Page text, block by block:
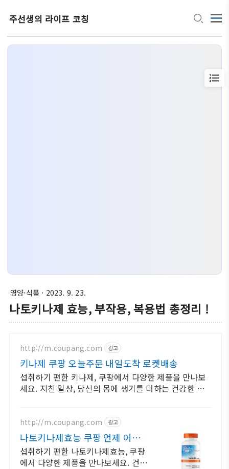
주선생의 라이프 코칭
영양·식품 · 2023. 9. 23.
나토키나제 효능, 부작용, 복용법 총정리 !
http://m.coupang.com 광고
키나제 쿠팡 오늘주문 내일도착 로켓배송
섭취하기 편한 키나제, 쿠팡에서 다양한 제품을 만나보
세요. 지친 일상, 당신의 몸에 생기를 더하는 건강한 선
http://m.coupang.com 광고
나토키나제효능 쿠팡 언제 어디서
나 간편하게
섭취하기 편한 나토키나제효능, 쿠팡
에서 다양한 제품을 만나보세요. 건강